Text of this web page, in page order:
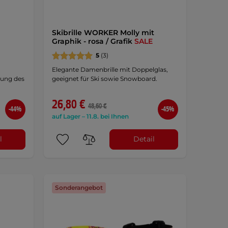
des
-44%
Skibrille WORKER Molly mit
Graphik - rosa / Grafik SALE
5(3)
Elegante Damenbrille mit Doppelglas,
geeignet für Ski sowie Snowboard.
26,80 € 48,60 €
auf Lager – 11.8. bei Ihnen
-45%
Detail
Sonderangebot